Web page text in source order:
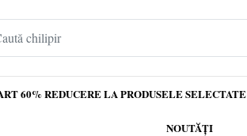
60% REDUCERE LA PRODUSELE SELECTATE
NOUTĂȚI